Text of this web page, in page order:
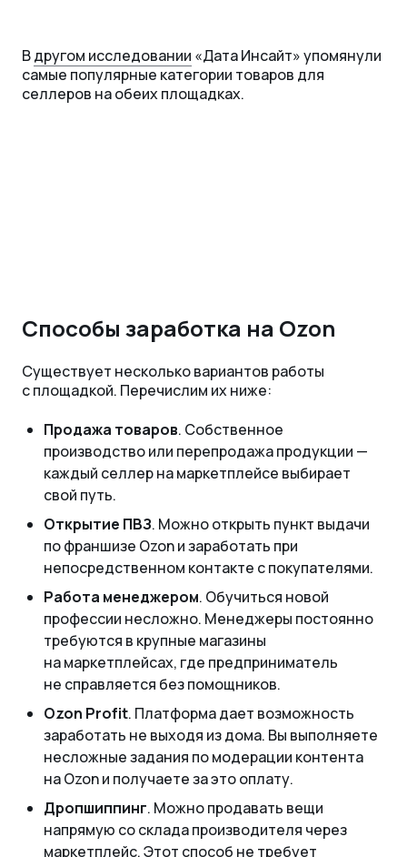
Вдругом исследовании «Дата Инсайт» упомянули
самые популярные категории товаров для
селлеров на обеих площадках.
Способы заработка на Ozon
Существует несколько вариантов работы
с площадкой. Перечислим их ниже:
Продажа товаров. Собственное
производство или перепродажа продукции —
каждый селлер на маркетплейсе выбирает
свой путь.
Открытие ПВЗ. Можно открыть пункт выдачи
по франшизе Ozon и заработать при
непосредственном контакте с покупателями.
Работа менеджером. Обучиться новой
профессии несложно. Менеджеры постоянно
требуются в крупные магазины
на маркетплейсах, где предприниматель
не справляется без помощников.
Ozon Profit. Платформа дает возможность
заработать не выходя из дома. Вы выполняете
несложные задания по модерации контента
на Ozon и получаете за это оплату.
Дропшиппинг. Можно продавать вещи
напрямую со склада производителя через
маркетплейс. Этот способ не требует